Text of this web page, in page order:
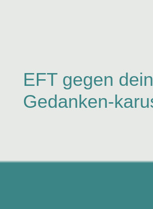
EFT gegen dein
Gedanken-